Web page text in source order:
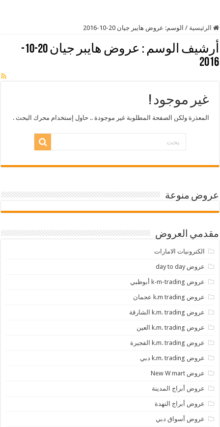
الرئيسية / الوسم: عروض هايبر جيان 20-10-2016
أرشيف الوسم :
عروض هايبر جيان 20-10-
2016
غير موجود !
المعذرة ولكن الصفحة المطلوبة غير موجودة .. حاول إستخدام محرك البحث .
عروض منوعة
مقدمي العروض
الكترونيات الامارات
عروض day to day
عروض k-m-trading أبوظبي
عروض k.m trading عجمان
عروض k.m. trading الشارقة
عروض k.m. trading العين
عروض k.m. trading الفجيرة
عروض k.m. trading دبي
عروض New W mart
عروض أبراج المدينة
عروض أبراج النهدة
عروض أسواق دبي